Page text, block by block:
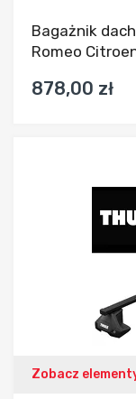
Bagażnik
Romeo
878,00 zł
Zobacz